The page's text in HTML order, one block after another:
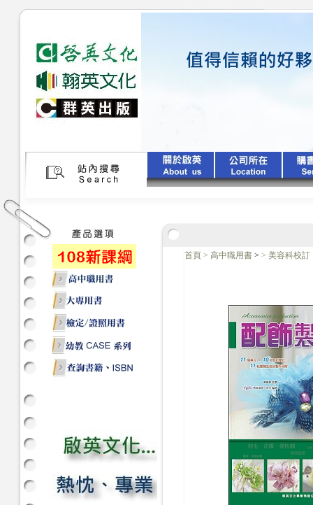
首頁 > 高中職用書 > > 美容科校訂